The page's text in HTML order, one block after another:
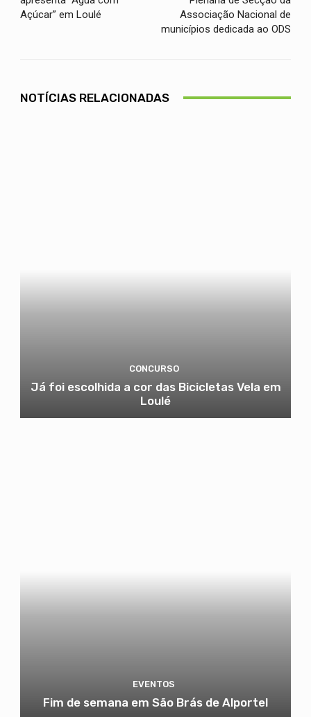
Açúcar” em Loulé
Associação Nacional de
municípios dedicada ao ODS
NOTÍCIAS RELACIONADAS
CONCURSO
Já foi escolhida a cor das Bicicletas Vela em
Loulé
EVENTOS
Fim de semana em São Brás de Alportel